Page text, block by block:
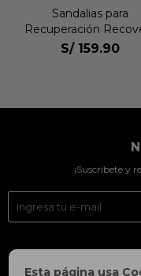
Esta página usa
Sandalias para
Recuperación
Slide Unisex
S/ 159.90
¡Suscríbete y